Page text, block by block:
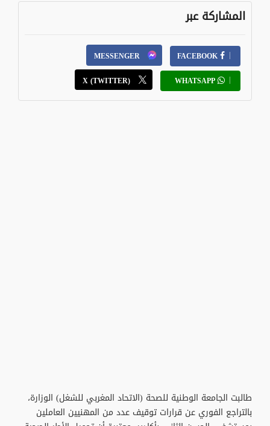
المشاركة عبر
FACEBOOK
MESSENGER
WHATSAPP
X (TWITTER)
طالبت الجامعة الوطنية للصحة (الاتحاد المغربي للشغل) الوزارة،
بالتراجع الفوري عن قرارات توقيف عدد من المهنيين العاملين